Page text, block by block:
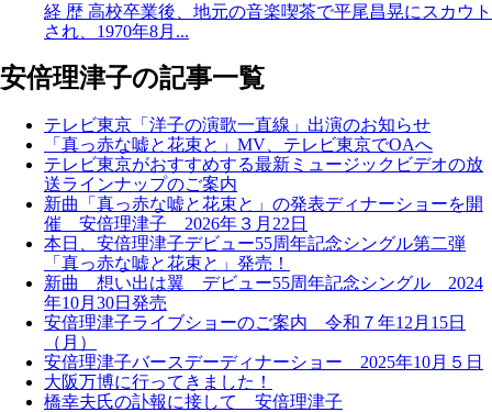
経 歴 高校卒業後、地元の音楽喫茶で平尾昌晃にスカウト
され、1970年8月...
安倍理津子の記事一覧
テレビ東京「洋子の演歌一直線」出演のお知らせ
「真っ赤な嘘と花束と」MV、テレビ東京でOAへ
テレビ東京がおすすめする最新ミュージックビデオの放
送ラインナップのご案内
新曲「真っ赤な嘘と花束と」の発表ディナーショーを開
催 安倍理津子 2026年３月22日
本日、安倍理津子デビュー55周年記念シングル第二弾
「真っ赤な嘘と花束と」発売！
新曲 想い出は翼 デビュー55周年記念シングル 2024
年10月30日発売
安倍理津子ライブショーのご案内 令和７年12月15日
（月）
安倍理津子バースデーディナーショー 2025年10月５日
大阪万博に行ってきました！
橋幸夫氏の訃報に接して 安倍理津子